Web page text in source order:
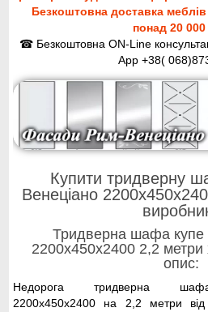
Безкоштовна доставка
понад 20 000
☎ Безкоштовна ON-Line
App +38(
Купити тридверну
Венеціано
Тридверна шафа купе
2200x450x2400 2,2 метри
опис:
Недорога тридверна
2200x450x2400 на 2,2 метри